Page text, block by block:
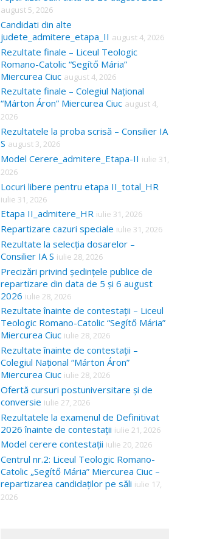
august 5, 2026
Candidati din alte
judete_admitere_etapa_II august 4, 2026
Rezultate finale – Liceul Teologic
Romano-Catolic “Segítő Mária”
Miercurea Ciuc august 4, 2026
Rezultate finale – Colegiul Național
“Márton Áron” Miercurea Ciuc august 4,
2026
Rezultatele la proba scrisă – Consilier IA
S august 3, 2026
Model Cerere_admitere_Etapa-II iulie 31,
2026
Locuri libere pentru etapa II_total_HR
iulie 31, 2026
Etapa II_admitere_HR iulie 31, 2026
Repartizare cazuri speciale iulie 31, 2026
Rezultate la selecția dosarelor –
Consilier IA S iulie 28, 2026
Precizări privind ședințele publice de
repartizare din data de 5 și 6 august
2026 iulie 28, 2026
Rezultate înainte de contestații – Liceul
Teologic Romano-Catolic “Segítő Mária”
Miercurea Ciuc iulie 28, 2026
Rezultate înainte de contestații –
Colegiul Național “Márton Áron”
Miercurea Ciuc iulie 28, 2026
Ofertă cursuri postuniversitare și de
conversie iulie 27, 2026
Rezultatele la examenul de Definitivat
2026 înainte de contestații iulie 21, 2026
Model cerere contestații iulie 20, 2026
Centrul nr.2: Liceul Teologic Romano-
Catolic „Segítő Mária” Miercurea Ciuc –
repartizarea candidaților pe săli iulie 17,
2026